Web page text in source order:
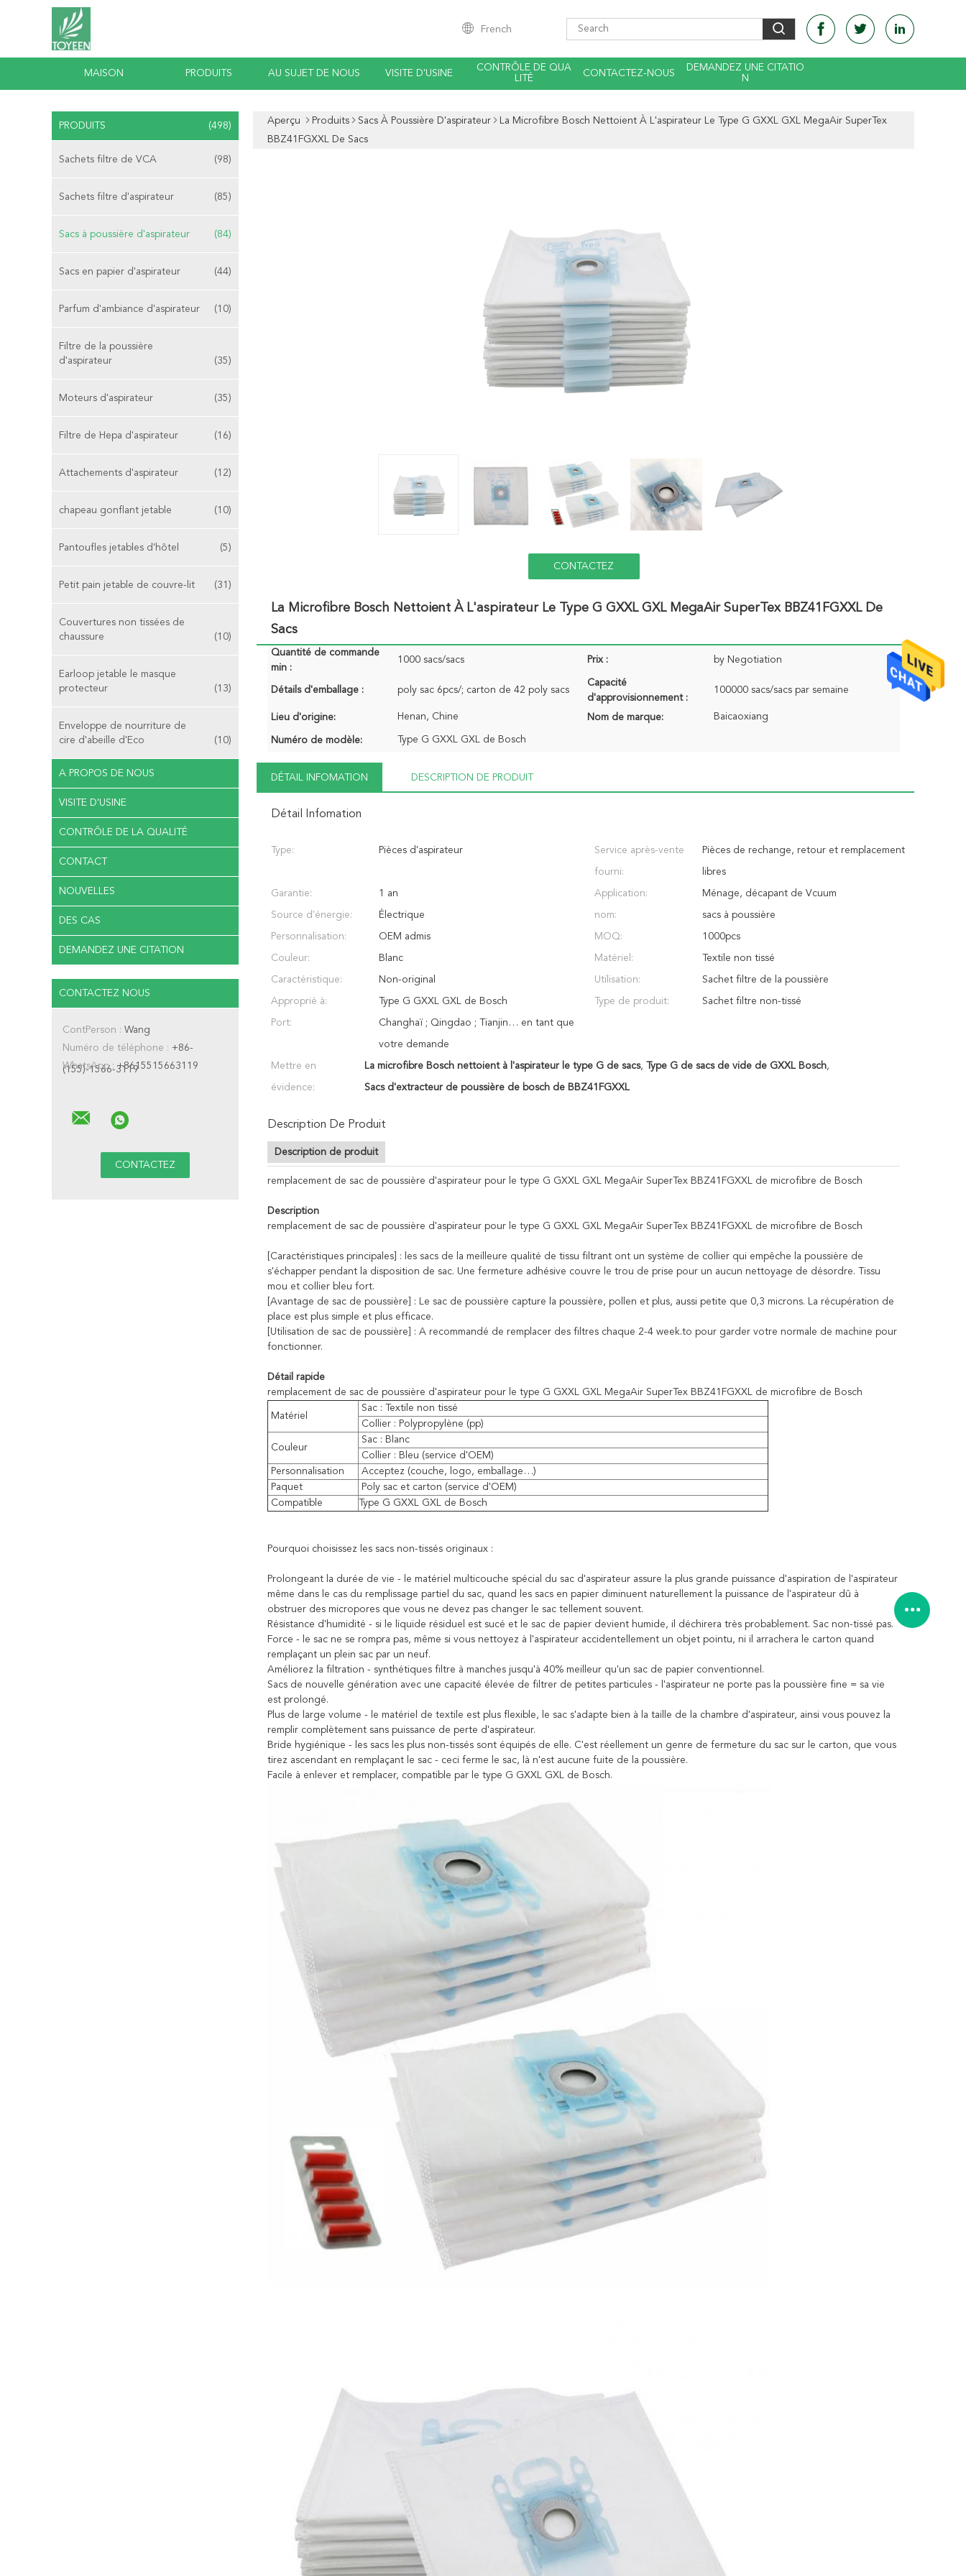
French
MAISON PRODUITS AU SUJET DE NOUS VISITE D'USINE
CONTRÔLE DE QUA
LITÉ
CONTACTEZ-NOUS
DEMANDEZ UNE CITATIO
N
PRODUITS (498)
Sachets filtre de VCA (98)
Sachets filtre d'aspirateur (85)
Sacs à poussière d'aspirateur (84)
Sacs en papier d'aspirateur (44)
Parfum d'ambiance d'aspirateur (10)
Filtre de la poussière
d'aspirateur
(35)
Moteurs d'aspirateur (35)
Filtre de Hepa d'aspirateur (16)
Attachements d'aspirateur (12)
chapeau gonflant jetable (10)
Pantoufles jetables d'hôtel (5)
Petit pain jetable de couvre-lit (31)
Couvertures non tissées de
chaussure
(10)
Earloop jetable le masque
protecteur
(13)
Enveloppe de nourriture de
cire d'abeille d'Eco
(10)
A PROPOS DE NOUS
VISITE D'USINE
CONTRÔLE DE LA QUALITÉ
CONTACT
NOUVELLES
DES CAS
DEMANDEZ UNE CITATION
CONTACTEZ NOUS
ContPerson : Wang
Numéro de téléphone : +86-
(155)-1566-3119
WhatsApp : +8615515663119
Aperçu Produits Sacs À Poussière D'aspirateur
La Microfibre Bosch Nettoient À L'aspirateur Le Type G GXXL GXL MegaAir SuperTex
BBZ41FGXXL De Sacs
CONTACTEZ
La Microfibre Bosch Nettoient À L'aspirateur Le Type G GXXL GXL MegaAir SuperTex BBZ41FGXXL De
Sacs
Quantité de commande
min :
1000 sacs/sacs Prix : by Negotiation
Détails d'emballage : poly sac 6pcs/; carton de 42 poly sacs
Capacité
d'approvisionnement :
100000 sacs/sacs par semaine
Lieu d'origine: Henan, Chine Nom de marque: Baicaoxiang
Numéro de modèle: Type G GXXL GXL de Bosch
DÉTAIL INFOMATION DESCRIPTION DE PRODUIT
Détail Infomation
Type: Pièces d'aspirateur Service après-vente
fourni:
Pièces de rechange, retour et remplacement
libres
Garantie: 1 an Application: Ménage, décapant de Vcuum
Source d'énergie: Électrique nom: sacs à poussière
Personnalisation: OEM admis MOQ: 1000pcs
Couleur: Blanc Matériel: Textile non tissé
Caractéristique: Non-original Utilisation: Sachet filtre de la poussière
Approprié à: Type G GXXL GXL de Bosch Type de produit: Sachet filtre non-tissé
Port: Changhaï ; Qingdao ; Tianjin… en tant que
votre demande
Mettre en
évidence:
La microfibre Bosch nettoient à l'aspirateur le type G de sacs, Type G de sacs de vide de GXXL Bosch,
Sacs d'extracteur de poussière de bosch de BBZ41FGXXL
Description De Produit
Description de produit
remplacement de sac de poussière d'aspirateur pour le type G GXXL GXL MegaAir SuperTex BBZ41FGXXL de microfibre de Bosch
Description
remplacement de sac de poussière d'aspirateur pour le type G GXXL GXL MegaAir SuperTex BBZ41FGXXL de microfibre de Bosch
[Caractéristiques principales] : les sacs de la meilleure qualité de tissu filtrant ont un système de collier qui empêche la poussière de
s'échapper pendant la disposition de sac. Une fermeture adhésive couvre le trou de prise pour un aucun nettoyage de désordre. Tissu
mou et collier bleu fort.
[Avantage de sac de poussière] : Le sac de poussière capture la poussière, pollen et plus, aussi petite que 0,3 microns. La récupération de
place est plus simple et plus efficace.
[Utilisation de sac de poussière] : A recommandé de remplacer des filtres chaque 2-4 week.to pour garder votre normale de machine pour
fonctionner.
Détail rapide
remplacement de sac de poussière d'aspirateur pour le type G GXXL GXL MegaAir SuperTex BBZ41FGXXL de microfibre de Bosch
Matériel
Sac : Textile non tissé
Collier : Polypropylène (pp)
Couleur
Sac : Blanc
Collier : Bleu (service d'OEM)
Personnalisation
Acceptez (couche, logo, emballage…)
Paquet
Poly sac et carton (service d'OEM)
Compatible
Type G GXXL GXL de Bosch
Pourquoi choisissez les sacs non-tissés originaux :
Prolongeant la durée de vie - le matériel multicouche spécial du sac d'aspirateur assure la plus grande puissance d'aspiration de l'aspirateur
même dans le cas du remplissage partiel du sac, quand les sacs en papier diminuent naturellement la puissance de l'aspirateur dû à
obstruer des micropores que vous ne devez pas changer le sac tellement souvent.
Résistance d'humidité - si le liquide résiduel est sucé et le sac de papier devient humide, il déchirera très probablement. Sac non-tissé pas.
Force - le sac ne se rompra pas, même si vous nettoyez à l'aspirateur accidentellement un objet pointu, ni il arrachera le carton quand
remplaçant un plein sac par un neuf.
Améliorez la filtration - synthétiques filtre à manches jusqu'à 40% meilleur qu'un sac de papier conventionnel.
Sacs de nouvelle génération avec une capacité élevée de filtrer de petites particules - l'aspirateur ne porte pas la poussière fine = sa vie
est prolongé.
Plus de large volume - le matériel de textile est plus flexible, le sac s'adapte bien à la taille de la chambre d'aspirateur, ainsi vous pouvez la
remplir complètement sans puissance de perte d'aspirateur.
Bride hygiénique - les sacs les plus non-tissés sont équipés de elle. C'est réellement un genre de fermeture du sac sur le carton, que vous
tirez ascendant en remplaçant le sac - ceci ferme le sac, là n'est aucune fuite de la poussière.
Facile à enlever et remplacer, compatible par le type G GXXL GXL de Bosch.